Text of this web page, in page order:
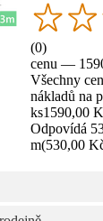
(0)
cenu —
Všechny
nákladů na
ks1590,00
Odpovídá
m(530,00